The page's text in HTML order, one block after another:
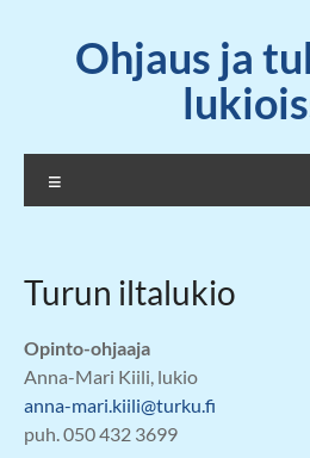
Ohjaus ja
Turun iltalukio
Opinto-ohjaaja
Anna-Mari Kiili, lukio
anna-mari.kiili@turku.fi
puh. 050 432 3699